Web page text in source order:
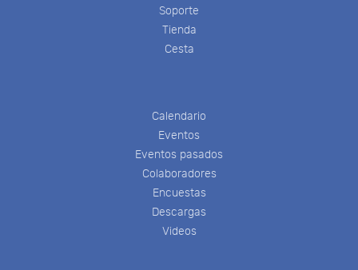
Soporte
Tienda
Cesta
Calendario
Eventos
Eventos pasados
Colaboradores
Encuestas
Descargas
Videos